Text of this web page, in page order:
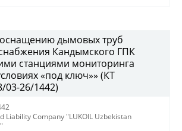
оснащению дымовых труб
Кандымского ГПК
станциями мониторинга
«под ключ»» (КТ
03-26/1442)
Liability Company "LUKOIL Uzbekistan